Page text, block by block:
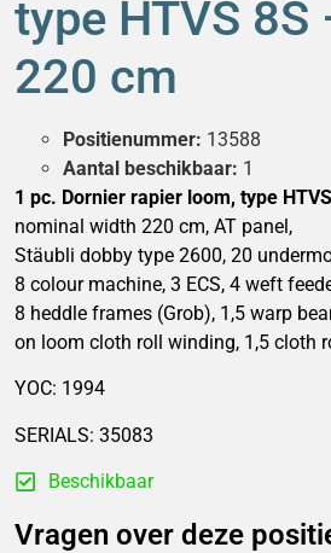
type HTVS 8S
220 cm
Positienummer: 13588
Aantal beschikbaar: 1
1 pc. Dornier rapier loom, type
nominal width 220 cm, AT panel,
Stäubli dobby type 2600, 20
8 colour machine, 3 ECS, 4 weft
8 heddle frames (Grob), 1,5 warp
on loom cloth roll winding, 1,5 cloth
YOC: 1994
SERIALS: 35083
Beschikbaar
Vragen over deze